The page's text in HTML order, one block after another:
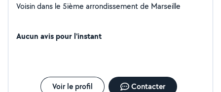
Voisin dans le 5ième arrondissement de Marseille
Aucun avis pour l'instant
Voir le profil Contacter